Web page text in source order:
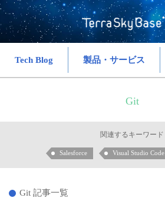
Tech Blog 製品・サービス
Git
関連するキーワード
Salesforce Visual Studio Code
Git 記事一覧